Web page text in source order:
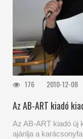
176 2010-12-08
Az AB-ART kiadó
Az AB-ART kiadó új
ajánlja a